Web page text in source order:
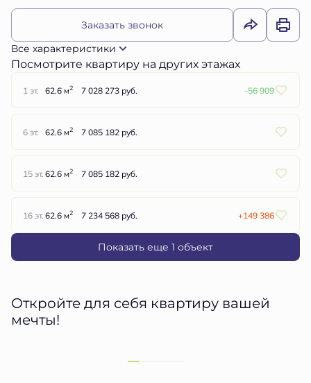
Заказать звонок
Все характеристики
Посмотрите квартиру на других этажах
1 эт. 62.6 м2 7 028 273 руб. -56 909
6 эт. 62.6 м2 7 085 182 руб.
15 эт. 62.6 м2 7 085 182 руб.
16 эт. 62.6 м2 7 234 568 руб. +149 386
Показать еще 1 объект
Откройте для себя квартиру вашей
мечты!